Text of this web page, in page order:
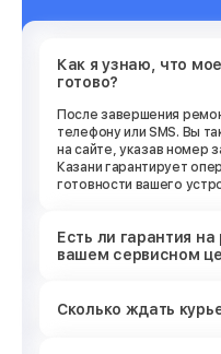
Как я узнаю, что
готово?
После завершения
телефону или SMS. Вы
на сайте, указав номер
Казани гарантирует
готовности вашего
Есть ли гарантия на
вашем сервисном
Сколько ждать